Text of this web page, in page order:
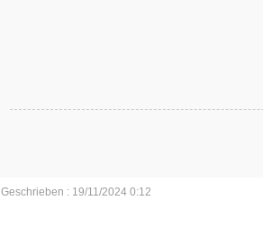
Geschrieben : 19/11/2024 0:12